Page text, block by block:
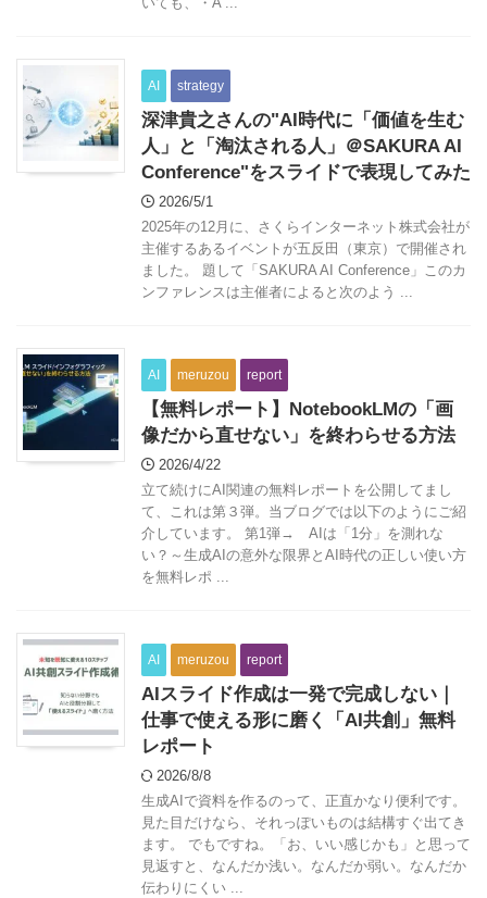
AI strategy
深津貴之さんの"AI時代に「価値を生む
人」と「淘汰される人」＠SAKURA AI
Conference"をスライドで表現してみた
2026/5/1
2025年の12月に、さくらインターネット株式会社が
主催するあるイベントが五反田（東京）で開催され
ました。 題して「SAKURA AI Conference」このカ
ンファレンスは主催者によると次のよう ...
AI meruzou report
【無料レポート】NotebookLMの「画
像だから直せない」を終わらせる方法
2026/4/22
立て続けにAI関連の無料レポートを公開してまし
て、これは第３弾。当ブログでは以下のようにご紹
介しています。 第1弾→ AIは「1分」を測れな
い？～生成AIの意外な限界とAI時代の正しい使い方
を無料レポ ...
AI meruzou report
AIスライド作成は一発で完成しない｜
仕事で使える形に磨く「AI共創」無料
レポート
2026/8/8
生成AIで資料を作るのって、正直かなり便利です。
見た目だけなら、それっぽいものは結構すぐ出てき
ます。 でもですね。「お、いい感じかも」と思って
見返すと、なんだか浅い。なんだか弱い。なんだか
伝わりにくい ...